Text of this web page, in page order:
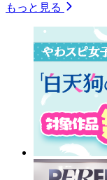
もっと見る